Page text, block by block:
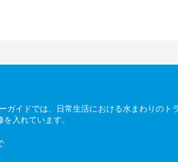
ガイドでは、日常生活における水まわりの
入れています。